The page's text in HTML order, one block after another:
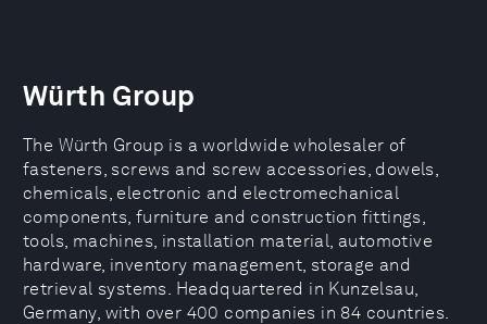
Würth Group
The Würth Group is a worldwide wholesaler of
fasteners, screws and screw accessories, dowels,
chemicals, electronic and electromechanical
components, furniture and construction fittings,
tools, machines, installation material, automotive
hardware, inventory management, storage and
retrieval systems. Headquartered in Kunzelsau,
Germany, with over 400 companies in 84 countries.